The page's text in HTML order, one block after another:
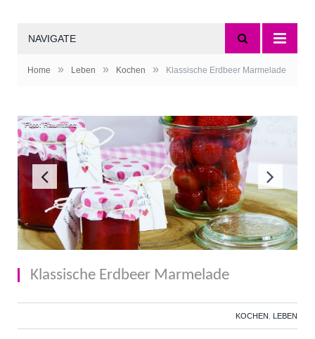
NAVIGATE
Home » Leben » Kochen » Klassische Erdbeer Marmelade
Foto: Raumtanz
Klassische Erdbeer Marmelade
KOCHEN LEBEN